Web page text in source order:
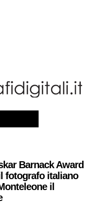
Barnack Award
fotografo italiano
il